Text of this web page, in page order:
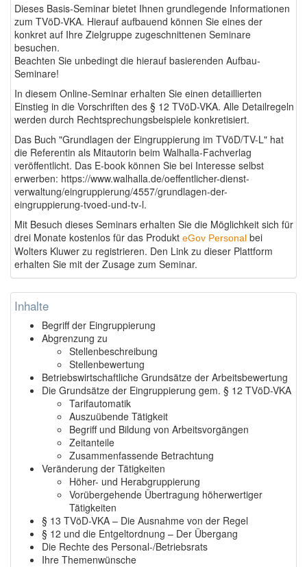
Dieses Basis-Seminar bietet Ihnen grundlegende Informationen
zum TVöD-VKA. Hierauf aufbauend können Sie eines der
konkret auf Ihre Zielgruppe zugeschnittenen Seminare
besuchen.
Beachten Sie unbedingt die hierauf basierenden Aufbau-
Seminare!
In diesem Online-Seminar erhalten Sie einen detaillierten
Einstieg in die Vorschriften des § 12 TVöD-VKA. Alle Detailregeln
werden durch Rechtsprechungsbeispiele konkretisiert.
Das Buch "Grundlagen der Eingruppierung im TVöD/TV-L" hat
die Referentin als Mitautorin beim Walhalla-Fachverlag
veröffentlicht. Das E-book können Sie bei Interesse selbst
erwerben: https://www.walhalla.de/oeffentlicher-dienst-
verwaltung/eingruppierung/4557/grundlagen-der-
eingruppierung-tvoed-und-tv-l.
Mit Besuch dieses Seminars erhalten Sie die Möglichkeit sich für
drei Monate kostenlos für das Produkt eGov Personal bei
Wolters Kluwer zu registrieren. Den Link zu dieser Plattform
erhalten Sie mit der Zusage zum Seminar.
Inhalte
Begriff der Eingruppierung
Abgrenzung zu
Stellenbeschreibung
Stellenbewertung
Betriebswirtschaftliche Grundsätze der Arbeitsbewertung
Die Grundsätze der Eingruppierung gem. § 12 TVöD-VKA
Tarifautomatik
Auszuübende Tätigkeit
Begriff und Bildung von Arbeitsvorgängen
Zeitanteile
Zusammenfassende Betrachtung
Veränderung der Tätigkeiten
Höher- und Herabgruppierung
Vorübergehende Übertragung höherwertiger
Tätigkeiten
§ 13 TVöD-VKA – Die Ausnahme von der Regel
§ 12 und die Entgeltordnung – Der Übergang
Die Rechte des Personal-/Betriebsrats
Ihre Themenwünsche